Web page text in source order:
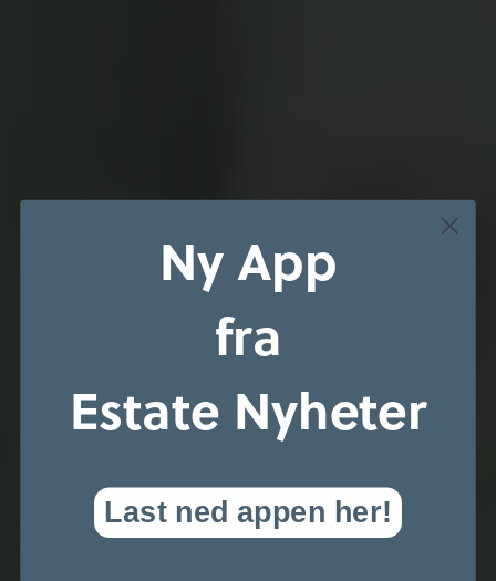
Ny App
fra
Estate Nyheter
Last ned appen her!